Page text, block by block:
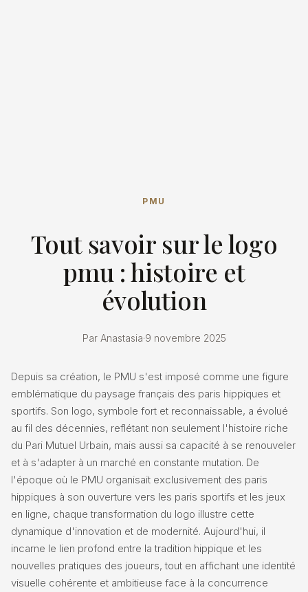
PMU
Tout savoir sur le logo
pmu : histoire et
évolution
Par Anastasia·9 novembre 2025
Depuis sa création, le PMU s'est imposé comme une figure
emblématique du paysage français des paris hippiques et
sportifs. Son logo, symbole fort et reconnaissable, a évolué
au fil des décennies, reflétant non seulement l'histoire riche
du Pari Mutuel Urbain, mais aussi sa capacité à se renouveler
et à s'adapter à un marché en constante mutation. De
l'époque où le PMU organisait exclusivement des paris
hippiques à son ouverture vers les paris sportifs et les jeux
en ligne, chaque transformation du logo illustre cette
dynamique d'innovation et de modernité. Aujourd'hui, il
incarne le lien profond entre la tradition hippique et les
nouvelles pratiques des joueurs, tout en affichant une identité
visuelle cohérente et ambitieuse face à la concurrence